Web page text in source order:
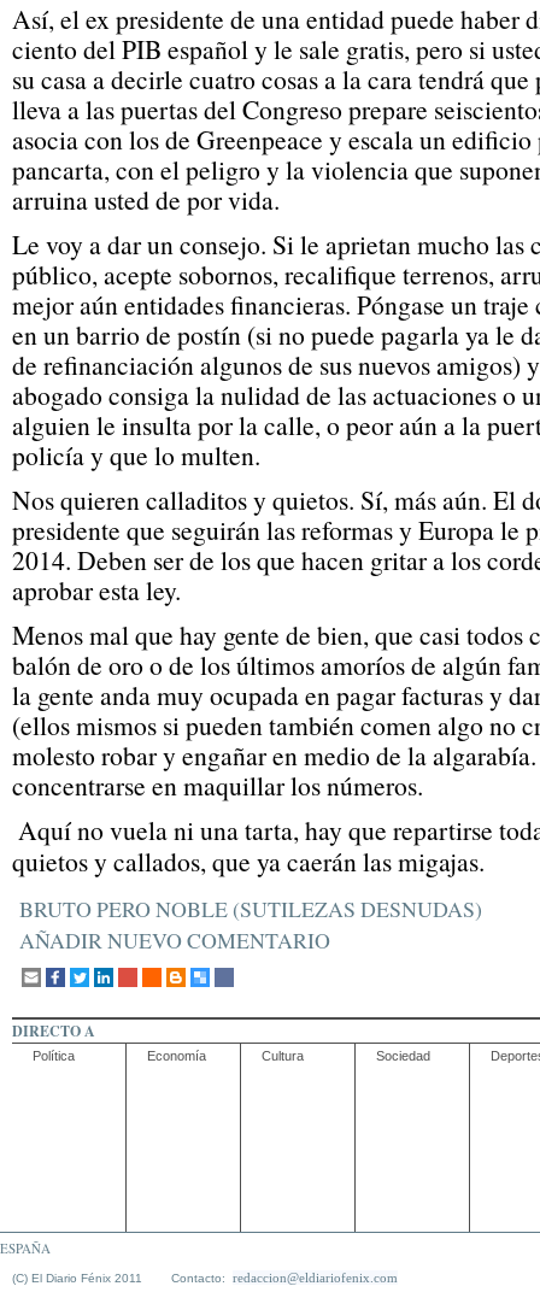
Así, el ex presidente de una entidad puede haber
ciento del PIB español y le sale gratis, pero si
su casa a decirle cuatro cosas a la cara tendrá
lleva a las puertas del Congreso prepare
asocia con los de Greenpeace y escala un
pancarta, con el peligro y la violencia que
arruina usted de por vida.
Le voy a dar un consejo. Si le aprietan mucho las
público, acepte sobornos, recalifique terrenos,
mejor aún entidades financieras. Póngase un
en un barrio de postín (si no puede pagarla ya le
de refinanciación algunos de sus nuevos amigos)
abogado consiga la nulidad de las actuaciones o
alguien le insulta por la calle, o peor aún a la
policía y que lo multen.
Nos quieren calladitos y quietos. Sí, más aún. El
presidente que seguirán las reformas y Europa le
2014. Deben ser de los que hacen gritar a los
aprobar esta ley.
Menos mal que hay gente de bien, que casi todos
balón de oro o de los últimos amoríos de algún
la gente anda muy ocupada en pagar facturas y
(ellos mismos si pueden también comen algo no
molesto robar y engañar en medio de la
concentrarse en maquillar los números.
Aquí no vuela ni una tarta, hay que repartirse
quietos y callados, que ya caerán las migajas.
BRUTO PERO NOBLE (SUTILEZAS DESNUDAS)
AÑADIR NUEVO COMENTARIO
DIRECTO A
Política Economía Cultura Sociedad
ESPAÑA
(C) El Diario Fénix 2011 Contacto: redaccion@eldiariofenix.com